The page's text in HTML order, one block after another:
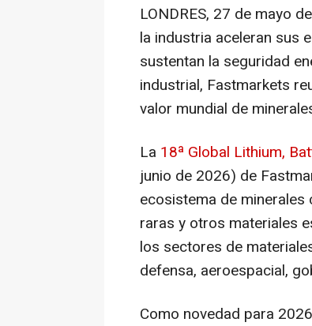
LONDRES, 27 de mayo
la industria aceleran sus
sustentan la seguridad
industrial, Fastmarkets
valor mundial de
La 18ª Global Lithium,
junio de 2026) de
ecosistema de
raras y otros materiales
los sectores de
defensa, aeroespacial,
Como novedad para